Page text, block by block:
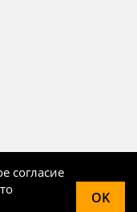
согласие
OK